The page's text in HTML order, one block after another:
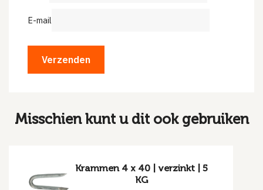
E-mail
Misschien kunt u dit ook gebruiken
Krammen 4 x 40 | verzinkt | 5
KG